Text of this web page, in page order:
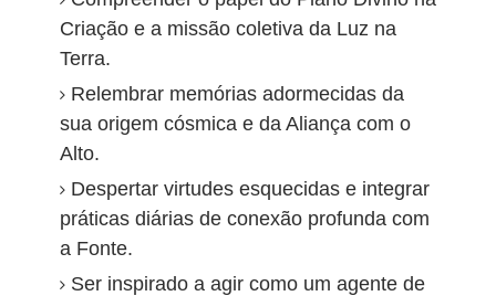
Criação e a missão coletiva da Luz na
Terra.
Relembrar memórias adormecidas da
sua origem cósmica e da Aliança com o
Alto.
Despertar virtudes esquecidas e integrar
práticas diárias de conexão profunda com
a Fonte.
Ser inspirado a agir como um agente de